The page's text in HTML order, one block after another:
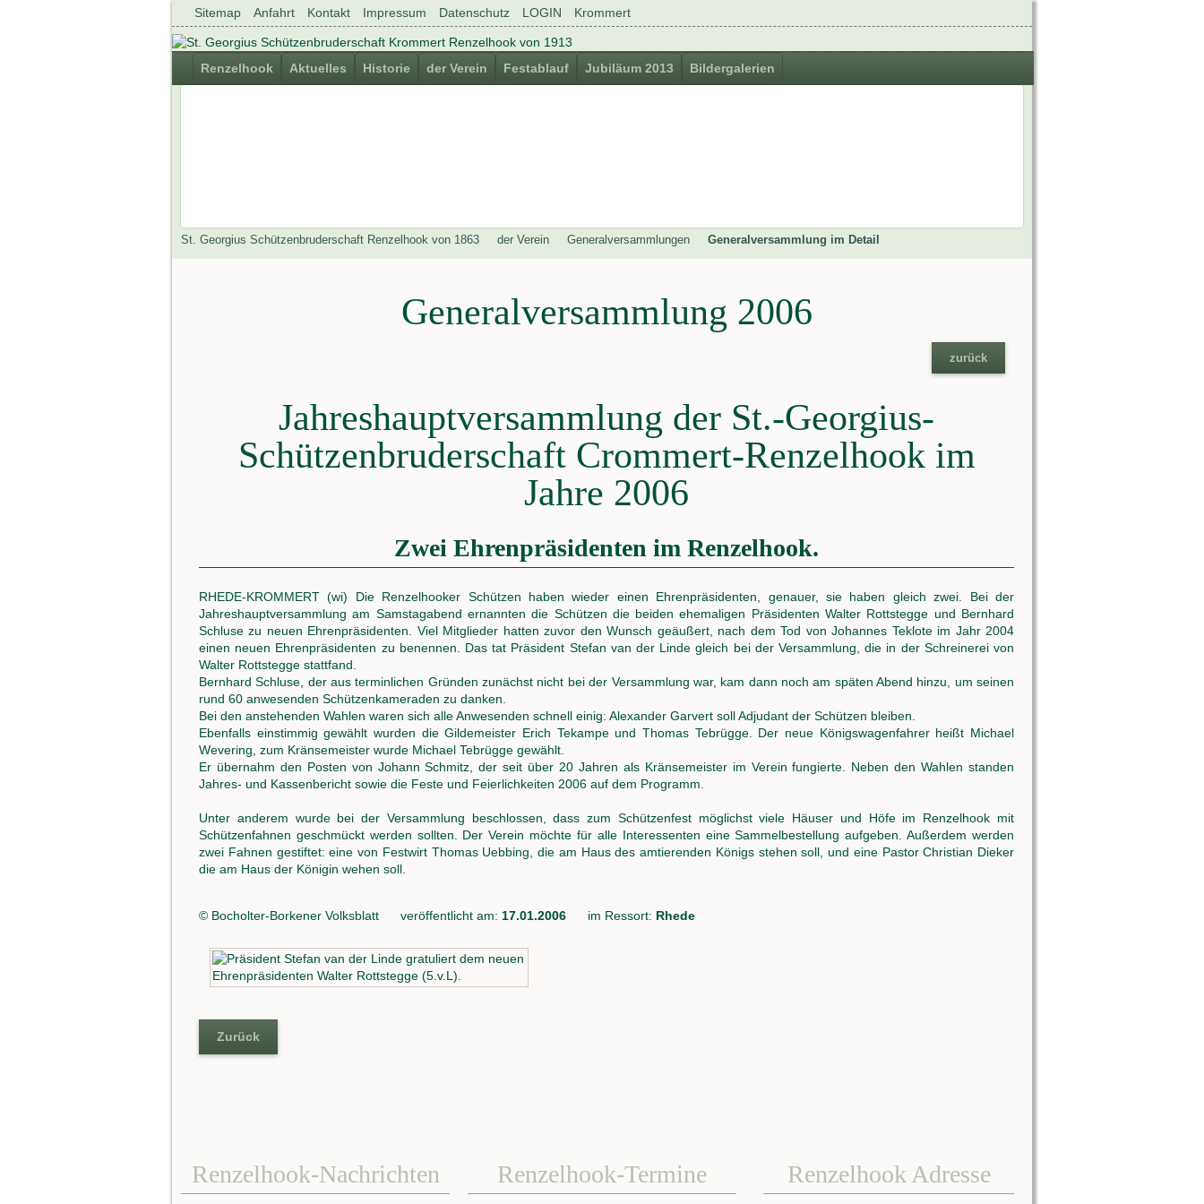
Navigation
überspringen
Sitemap Anfahrt Kontakt Impressum Datenschutz LOGIN Krommert
überspringen
Renzelhook Aktuelles Historie der Verein Festablauf Jubiläum 2013 Bildergalerien
St. Georgius Schützenbruderschaft Renzelhook von 1863 der Verein Generalversammlungen Generalversammlung im Detail
Generalversammlung 2006
zurück
Jahreshauptversammlung der St.-Georgius-
Schützenbruderschaft Crommert-Renzelhook im
Jahre 2006
Zwei Ehrenpräsidenten im Renzelhook.
RHEDE-KROMMERT (wi) Die Renzelhooker Schützen haben wieder einen Ehrenpräsidenten, genauer, sie haben gleich zwei. Bei der
Jahreshauptversammlung am Samstagabend ernannten die Schützen die beiden ehemaligen Präsidenten Walter Rottstegge und Bernhard
Schluse zu neuen Ehrenpräsidenten. Viel Mitglieder hatten zuvor den Wunsch geäußert, nach dem Tod von Johannes Teklote im Jahr 2004
einen neuen Ehrenpräsidenten zu benennen. Das tat Präsident Stefan van der Linde gleich bei der Versammlung, die in der Schreinerei von
Walter Rottstegge stattfand.
Bernhard Schluse, der aus terminlichen Gründen zunächst nicht bei der Versammlung war, kam dann noch am späten Abend hinzu, um seinen
rund 60 anwesenden Schützenkameraden zu danken.
Bei den anstehenden Wahlen waren sich alle Anwesenden schnell einig: Alexander Garvert soll Adjudant der Schützen bleiben.
Ebenfalls einstimmig gewählt wurden die Gildemeister Erich Tekampe und Thomas Tebrügge. Der neue Königswagenfahrer heißt Michael
Wevering, zum Kränsemeister wurde Michael Tebrügge gewählt.
Er übernahm den Posten von Johann Schmitz, der seit über 20 Jahren als Kränsemeister im Verein fungierte. Neben den Wahlen standen
Jahres- und Kassenbericht sowie die Feste und Feierlichkeiten 2006 auf dem Programm.
Unter anderem wurde bei der Versammlung beschlossen, dass zum Schützenfest möglichst viele Häuser und Höfe im Renzelhook mit
Schützenfahnen geschmückt werden sollten. Der Verein möchte für alle Interessenten eine Sammelbestellung aufgeben. Außerdem werden
zwei Fahnen gestiftet: eine von Festwirt Thomas Uebbing, die am Haus des amtierenden Königs stehen soll, und eine Pastor Christian Dieker
die am Haus der Königin wehen soll.
© Bocholter-Borkener Volksblatt veröffentlicht am: 17.01.2006 im Ressort: Rhede
Zurück
Renzelhook-Nachrichten Renzelhook-Termine Renzelhook Adresse